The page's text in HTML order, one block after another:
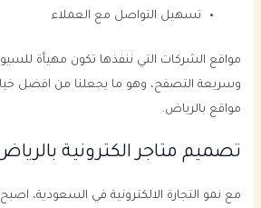
تسهيل التواصل مع العملاء
مواقع الشركات التي ننفذها تكون مهيأة
وسريعة التصفح، وهو ما يجعلنا من افضل
مواقع بالرياض.
تصميم متاجر الكترونية
مع نمو التجارة الالكترونية في السعودية،